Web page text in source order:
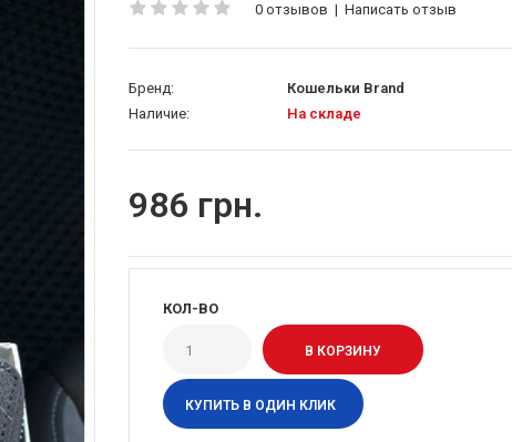
0 отзывов | Написать отзыв
Бренд:
Кошельки Brand
Наличие:
На складе
986 грн.
КОЛ-ВО
КУПИТЬ В ОДИН КЛИК